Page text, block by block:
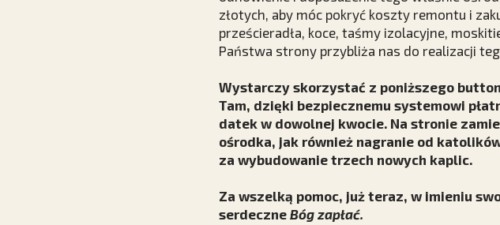
złotych, aby móc pokryć koszty remontu i
prześcieradła, koce, taśmy izolacyjne,
Państwa strony przybliża nas do realizacji
Wystarczy skorzystać z poniższego
Tam, dzięki bezpiecznemu systemowi
datek w dowolnej kwocie. Na stronie
ośrodka, jak również nagranie od
za wybudowanie trzech nowych kaplic.
Za wszelką pomoc, już teraz, w imieniu
serdeczne Bóg zapłać.